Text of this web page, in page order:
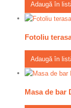
Adaugă în
Fotoliu
Adaugă în
Masa de bar